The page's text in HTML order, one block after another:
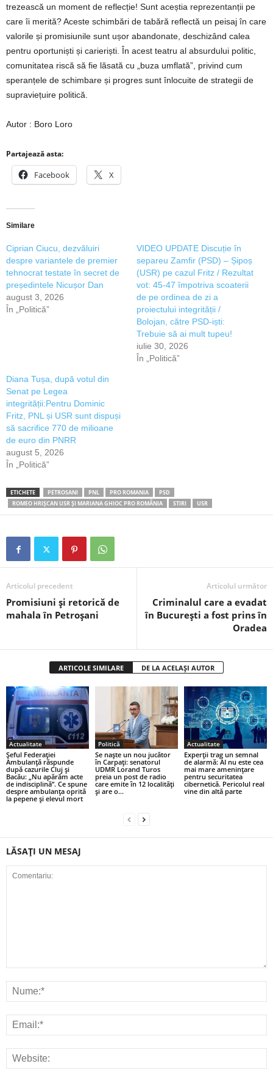
trezească un moment de reflecție! Sunt aceștia reprezentanții pe
care îi merită? Aceste schimbări de tabără reflectă un peisaj în care
valorile și promisiunile sunt ușor abandonate, deschizând calea
pentru oportuniști și carieriști. În acest teatru al absurdului politic,
comunitatea riscă să fie lăsată cu „buza umflată”, privind cum
speranțele de schimbare și progres sunt înlocuite de strategii de
supraviețuire politică.
Autor : Boro Loro
Partajează asta:
Facebook X
Similare
Ciprian Ciucu, dezvăluiri
despre variantele de premier
tehnocrat testate în secret de
președintele Nicușor Dan
august 3, 2026
În „Politică”
VIDEO UPDATE Discuție în
separeu Zamfir (PSD) – Șipoș
(USR) pe cazul Fritz / Rezultat
vot: 45-47 împotriva scoaterii
de pe ordinea de zi a
proiectului integrității /
Bolojan, către PSD-iști:
Trebuie să ai mult tupeu!
iulie 30, 2026
În „Politică”
Diana Tușa, după votul din
Senat pe Legea
integrității:Pentru Dominic
Fritz, PNL și USR sunt dispuși
să sacrifice 770 de milioane
de euro din PNRR
august 5, 2026
În „Politică”
ETICHETE PETROSANI PNL PRO ROMANIA
PSD
ROMEO HRIȘCAN USR ȘI MARIANA GHIOC PRO ROMÂNIA
STIRI USR
Articolul precedent
Promisiuni și retorică de
mahala în Petroșani
Articolul următor
Criminalul care a evadat
în București a fost prins în
Oradea
ARTICOLE SIMILARE DE LA ACELAȘI AUTOR
Actualitate
Șeful Federației
Ambulanță răspunde
după cazurile Cluj și
Bacău: „Nu apărăm acte
de indisciplină”. Ce spune
despre ambulanța oprită
la pepene și elevul mort
Politică
Se naște un nou jucător
în Carpați: senatorul
UDMR Lorand Turos
preia un post de radio
care emite în 12 localități
și are o...
Actualitate
Experții trag un semnal
de alarmă: AI nu este cea
mai mare amenințare
pentru securitatea
cibernetică. Pericolul real
vine din altă parte
LĂSAȚI UN MESAJ